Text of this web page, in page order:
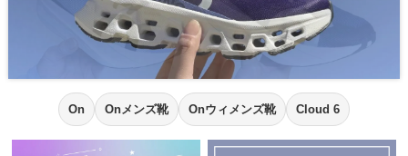
On Onメンズ靴 Onウィメンズ靴 Cloud 6